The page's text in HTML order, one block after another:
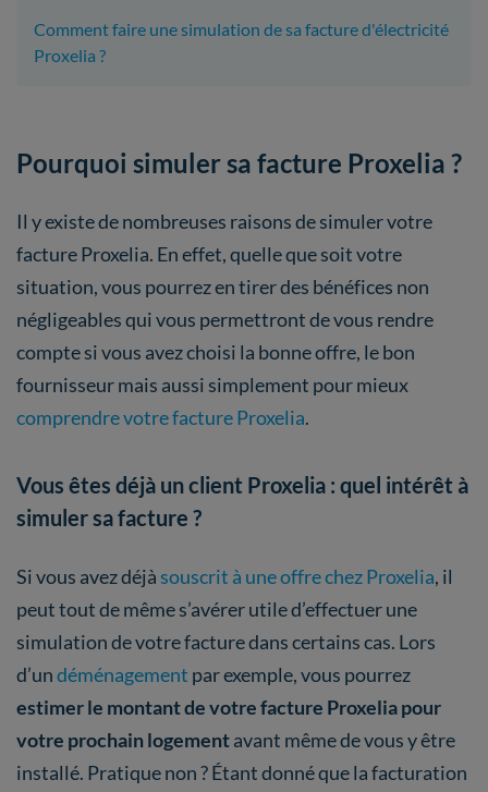
Comment faire une simulation de sa facture d'électricité
Proxelia ?
Pourquoi simuler sa facture Proxelia ?
Il y existe de nombreuses raisons de simuler votre
facture Proxelia. En effet, quelle que soit votre
situation, vous pourrez en tirer des bénéfices non
négligeables qui vous permettront de vous rendre
compte si vous avez choisi la bonne offre, le bon
fournisseur mais aussi simplement pour mieux
comprendre votre facture Proxelia.
Vous êtes déjà un client Proxelia : quel intérêt à
simuler sa facture ?
Si vous avez déjàsouscrit à une offre chez Proxelia, il
peut tout de même s’avérer utile d’effectuer une
simulation de votre facture dans certains cas. Lors
d’undéménagement par exemple, vous pourrez
estimer le montant de votre facture Proxelia pour
votre prochain logementavant même de vous y être
installé. Pratique non ? Étant donné que la facturation